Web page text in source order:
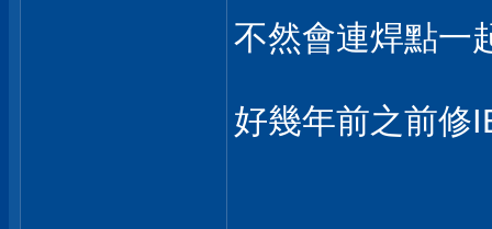
不然會連焊點一
好幾年前之前修